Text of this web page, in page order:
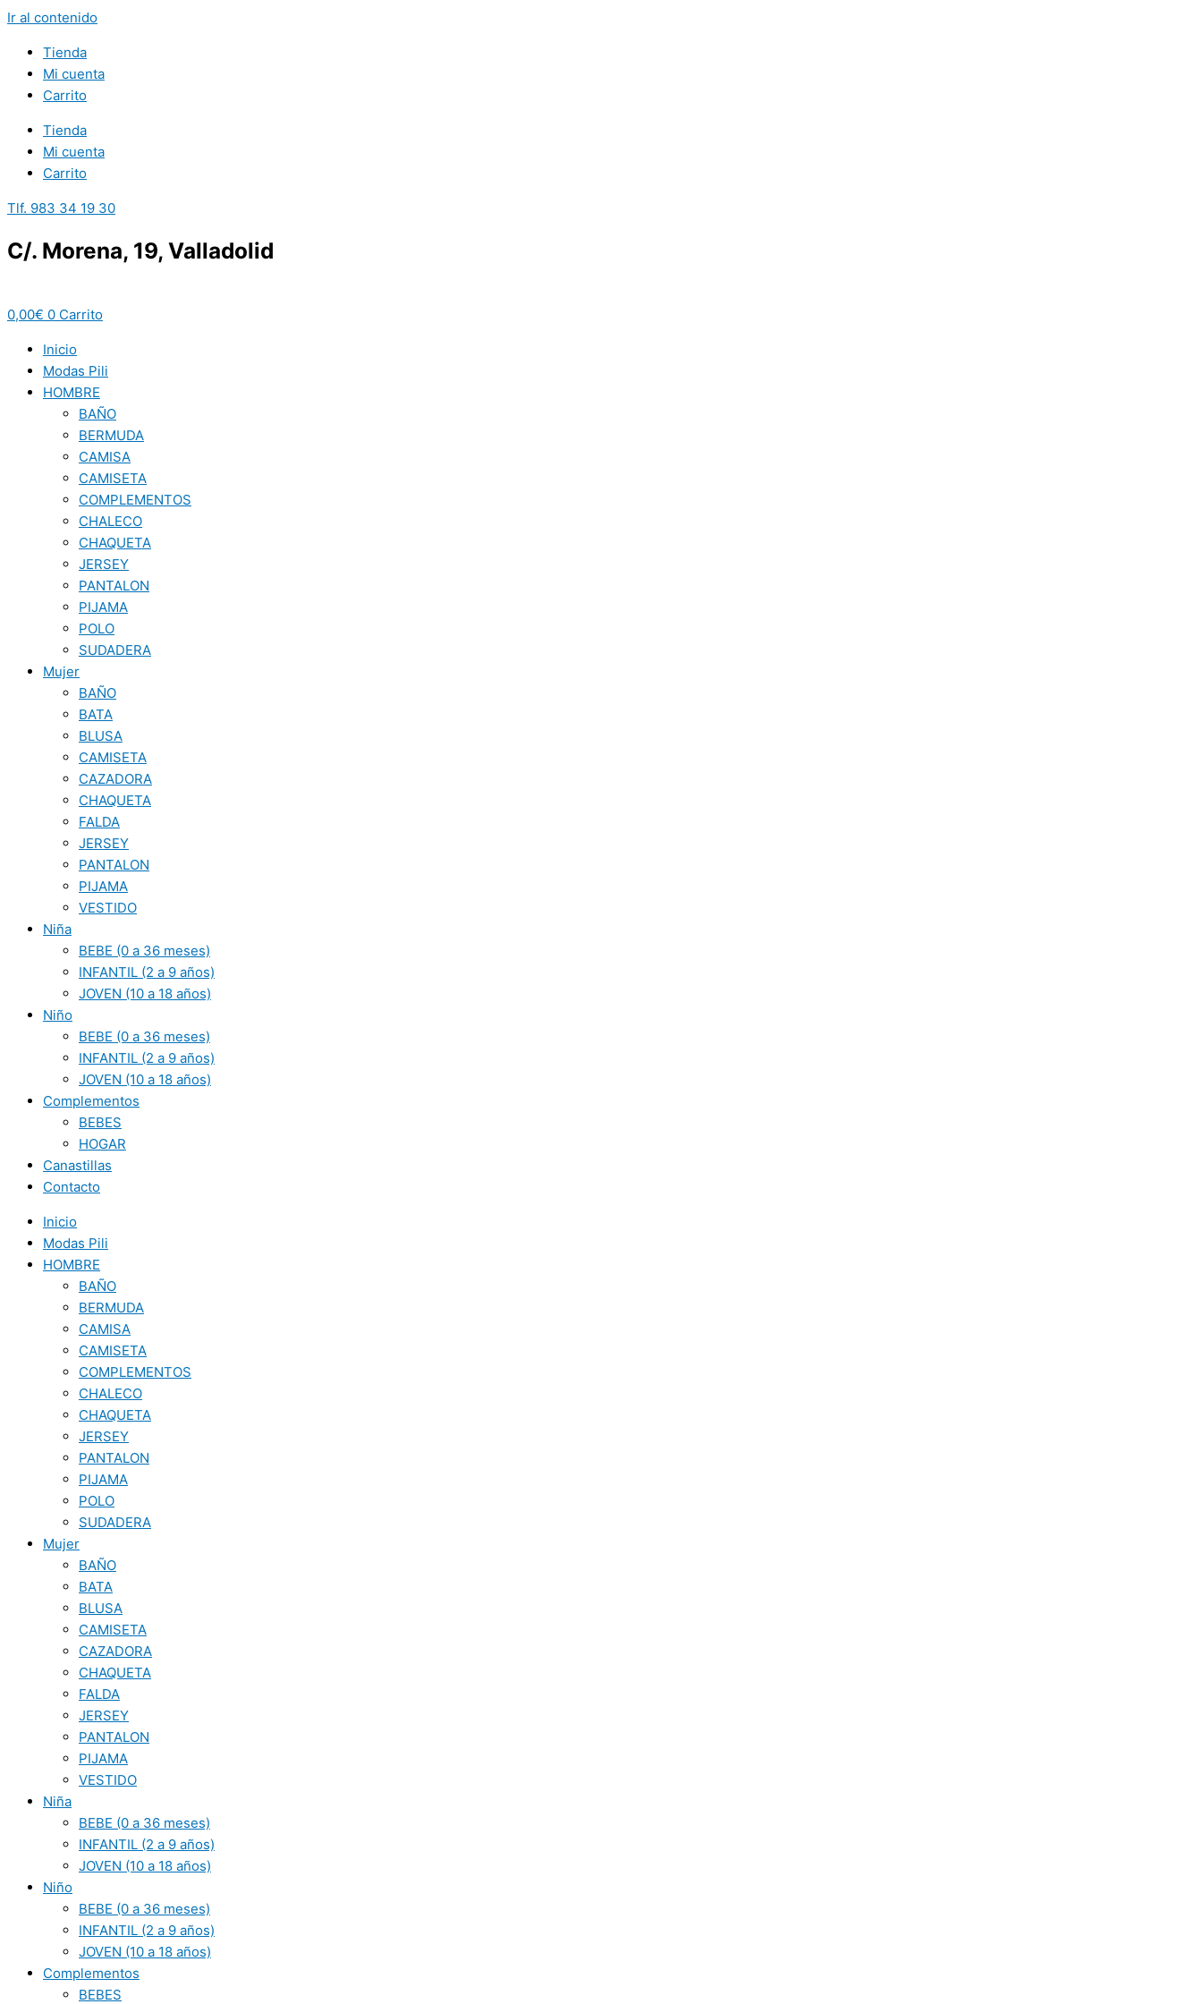
Ir al contenido
Tienda
Mi cuenta
Carrito
Tienda
Mi cuenta
Carrito
Tlf. 983 34 19 30
C/. Morena, 19, Valladolid
0,00€ 0 Carrito
Inicio
Modas Pili
HOMBRE
BAÑO
BERMUDA
CAMISA
CAMISETA
COMPLEMENTOS
CHALECO
CHAQUETA
JERSEY
PANTALON
PIJAMA
POLO
SUDADERA
Mujer
BAÑO
BATA
BLUSA
CAMISETA
CAZADORA
CHAQUETA
FALDA
JERSEY
PANTALON
PIJAMA
VESTIDO
Niña
BEBE (0 a 36 meses)
INFANTIL (2 a 9 años)
JOVEN (10 a 18 años)
Niño
BEBE (0 a 36 meses)
INFANTIL (2 a 9 años)
JOVEN (10 a 18 años)
Complementos
BEBES
HOGAR
Canastillas
Contacto
Inicio
Modas Pili
HOMBRE
BAÑO
BERMUDA
CAMISA
CAMISETA
COMPLEMENTOS
CHALECO
CHAQUETA
JERSEY
PANTALON
PIJAMA
POLO
SUDADERA
Mujer
BAÑO
BATA
BLUSA
CAMISETA
CAZADORA
CHAQUETA
FALDA
JERSEY
PANTALON
PIJAMA
VESTIDO
Niña
BEBE (0 a 36 meses)
INFANTIL (2 a 9 años)
JOVEN (10 a 18 años)
Niño
BEBE (0 a 36 meses)
INFANTIL (2 a 9 años)
JOVEN (10 a 18 años)
Complementos
BEBES